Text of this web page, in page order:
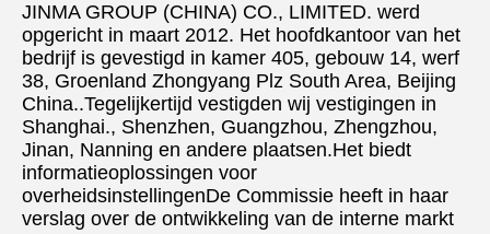
JINMA GROUP (CHINA) CO., LIMITED. werd
opgericht in maart 2012. Het hoofdkantoor van het
bedrijf is gevestigd in kamer 405, gebouw 14, werf
38, Groenland Zhongyang Plz South Area, Beijing
China..Tegelijkertijd vestigden wij vestigingen in
Shanghai., Shenzhen, Guangzhou, Zhengzhou,
Jinan, Nanning en andere plaatsen.Het biedt
informatieoplossingen voor
overheidsinstellingenDe Commissie heeft in haar
verslag over de ontwikkeling van de interne markt